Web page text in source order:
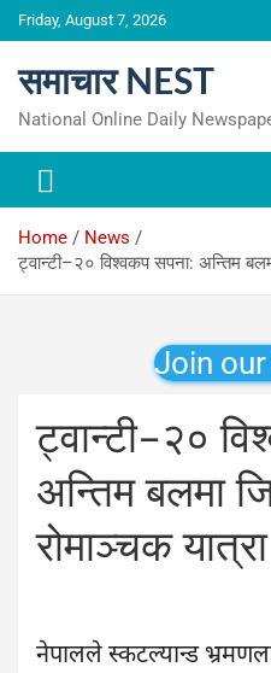
Skip
to
Friday, August 7, 2026
समाचार NEST
National Online Daily
Home
News
ट्वान्टी–२० विश्वकप सपना: अन्तिम
Join
ट्वान्टी–२०
अन्तिम बलमा
रोमाञ्चक यात्रा
नेपालले स्कटल्यान्ड